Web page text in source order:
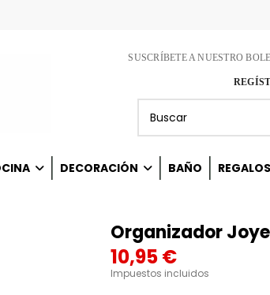
SUSCRÍBETE A NUESTRO
DECORACIÓN BAÑO
Organizador
10,95 €
Impuestos incluidos